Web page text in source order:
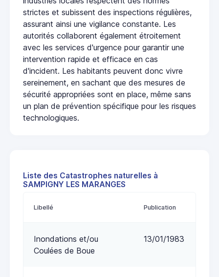
strictes et subissent des inspections régulières,
assurant ainsi une vigilance constante. Les
autorités collaborent également étroitement
avec les services d'urgence pour garantir une
intervention rapide et efficace en cas
d'incident. Les habitants peuvent donc vivre
sereinement, en sachant que des mesures de
sécurité appropriées sont en place, même sans
un plan de prévention spécifique pour les risques
technologiques.
Liste des Catastrophes naturelles à
SAMPIGNY LES MARANGES
Libellé Publication
Inondations et/ou
Coulées de Boue
13/01/1983